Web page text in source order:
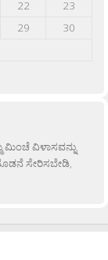
22
23
29
30
ಮಿಂಚೆ ವಿಳಾಸವನ್ನು
ಸೇರಿಸಬೇಡಿ,